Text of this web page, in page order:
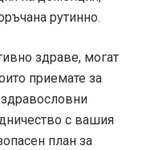
рутинно.
здраве, могат
приемате за
с вашия
план за